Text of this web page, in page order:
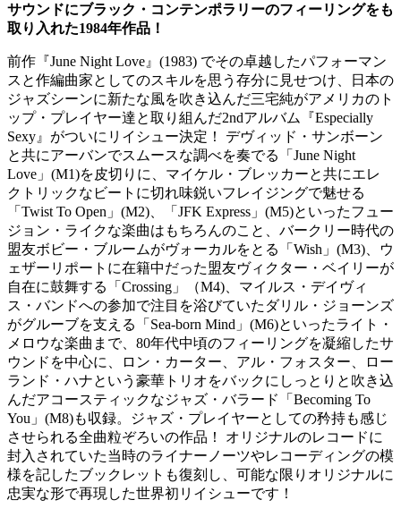
サウンドにブラック・コンテンポラリーのフィーリングをも
取り入れた1984年作品！
前作『June Night Love』(1983) でその卓越したパフォーマン
スと作編曲家としてのスキルを思う存分に見せつけ、日本の
ジャズシーンに新たな風を吹き込んだ三宅純がアメリカのト
ップ・プレイヤー達と取り組んだ2ndアルバム『Especially
Sexy』がついにリイシュー決定！ デヴィッド・サンボーン
と共にアーバンでスムースな調べを奏でる「June Night
Love」(M1)を皮切りに、マイケル・ブレッカーと共にエレ
クトリックなビートに切れ味鋭いフレイジングで魅せる
「Twist To Open」(M2)、「JFK Express」(M5)といったフュー
ジョン・ライクな楽曲はもちろんのこと、バークリー時代の
盟友ボビー・ブルームがヴォーカルをとる「Wish」(M3)、ウ
ェザーリポートに在籍中だった盟友ヴィクター・ベイリーが
自在に鼓舞する「Crossing」（M4)、マイルス・デイヴィ
ス・バンドへの参加で注目を浴びていたダリル・ジョーンズ
がグルーブを支える「Sea-born Mind」(M6)といったライト・
メロウな楽曲まで、80年代中頃のフィーリングを凝縮したサ
ウンドを中心に、ロン・カーター、アル・フォスター、ロー
ランド・ハナという豪華トリオをバックにしっとりと吹き込
んだアコースティックなジャズ・バラード「Becoming To
You」(M8)も収録。ジャズ・プレイヤーとしての矜持も感じ
させられる全曲粒ぞろいの作品！ オリジナルのレコードに
封入されていた当時のライナーノーツやレコーディングの模
様を記したブックレットも復刻し、可能な限りオリジナルに
忠実な形で再現した世界初リイシューです！